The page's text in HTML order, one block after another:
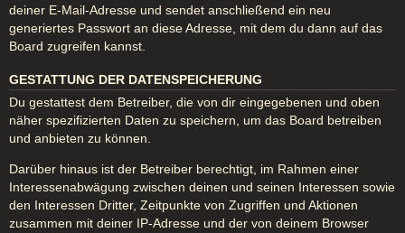
deiner E-Mail-Adresse und sendet anschließend ein neu
generiertes Passwort an diese Adresse, mit dem du dann auf das
Board zugreifen kannst.
GESTATTUNG DER DATENSPEICHERUNG
Du gestattest dem Betreiber, die von dir eingegebenen und oben
näher spezifizierten Daten zu speichern, um das Board betreiben
und anbieten zu können.
Darüber hinaus ist der Betreiber berechtigt, im Rahmen einer
Interessenabwägung zwischen deinen und seinen Interessen sowie
den Interessen Dritter, Zeitpunkte von Zugriffen und Aktionen
zusammen mit deiner IP-Adresse und der von deinem Browser